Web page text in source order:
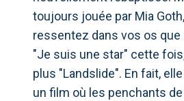
toujours jouée par Mia
ressentez dans vos os
"Je suis une star" cette
plus "Landslide". En fait,
un film où les penchants